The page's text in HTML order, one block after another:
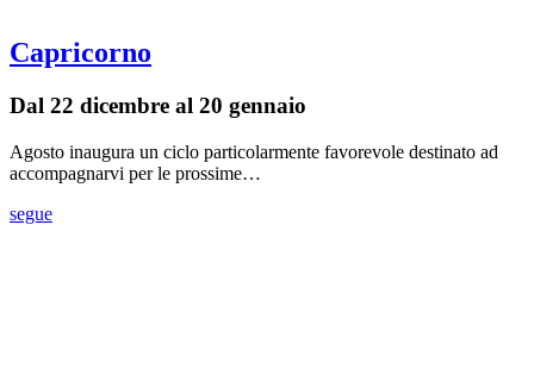
Capricorno
Dal 22 dicembre al 20 gennaio
Agosto inaugura un ciclo particolarmente favorevole destinato ad
accompagnarvi per le prossime…
segue